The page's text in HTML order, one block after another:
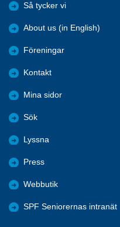
Så tycker vi
About us (in English)
Föreningar
Kontakt
Mina sidor
Sök
Lyssna
Press
Webbutik
SPF Seniorernas intranät